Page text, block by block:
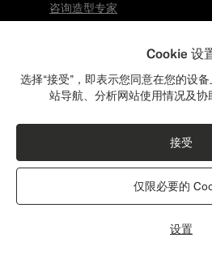
咨询造型专家
免运费和免费退货
享受全网免费配送。
亦可前往最近门店取件。
了解更多
驻店裁缝修改服务 30 分钟至 3
配送：美国
更新您的位置，查看与您相
美国(USD)
切换位置
Cookie 设
选择“接受”，即表示您同意在您的设
站导航、分析网站使用情况及协
设置
仅限必要的
接受